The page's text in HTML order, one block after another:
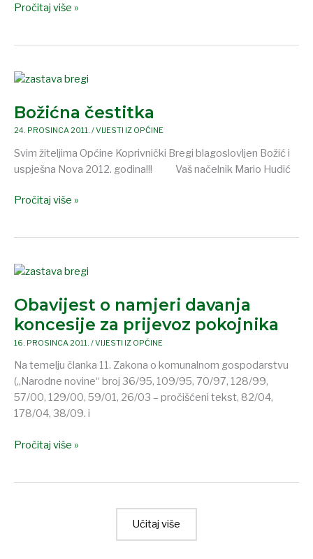
Pročitaj više »
Božićna čestitka
24. PROSINCA 2011. /VIJESTI IZ OPĆINE
Svim žiteljima Općine Koprivnički Bregi blagoslovljen Božić i
uspješna Nova 2012. godina!!! Vaš načelnik Mario Hudić
Božićna
Pročitaj više »
Obavijest o namjeri davanja
koncesije za prijevoz pokojnika
16. PROSINCA 2011. /VIJESTI IZ OPĆINE
Na temelju članka 11. Zakona o komunalnom gospodarstvu
(„Narodne novine“ broj 36/95, 109/95, 70/97, 128/99,
57/00, 129/00, 59/01, 26/03 – pročišćeni tekst, 82/04,
178/04, 38/09. i
Obavijest
namjeri
davanja
prijevoz
pokojnika
Pročitaj više »
Učitaj više